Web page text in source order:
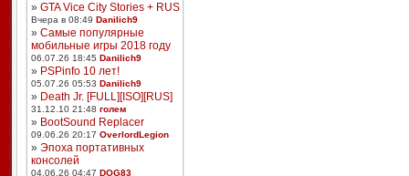
» GTA Vice City Stories + RUS
Вчера в 08:49 Danilich9
» Самые популярные
мобильные игры 2018 году
06.07.26 18:45 Danilich9
» PSPinfo 10 лет!
05.07.26 05:53 Danilich9
» Death Jr. [FULL][ISO][RUS]
31.12.10 21:48 голем
» BootSound Replacer
09.06.26 20:17 OverlordLegion
» Эпоха портативных
консолей
04.06.26 04:47 DOG83